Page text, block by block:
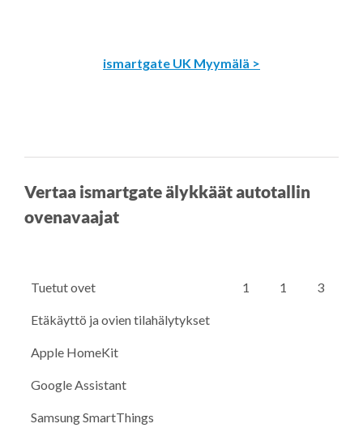
ismartgate UK Myymälä >
Vertaa ismartgate älykkäät autotallin
ovenavaajat
Tuetut ovet 1 1 3
Etäkäyttö ja ovien tilahälytykset
Apple HomeKit
Google Assistant
Samsung SmartThings